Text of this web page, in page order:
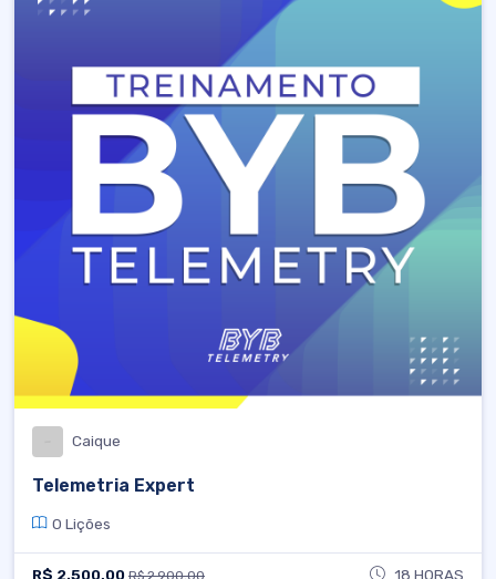
Caique
Telemetria Expert
0 Lições
R$ 2.500,00 R$ 2.900,00 18 HORAS